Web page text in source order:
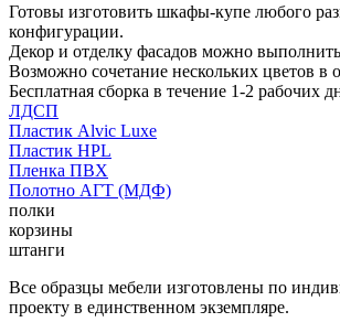
Готовы изготовить шкафы-купе любого
конфигурации.
Декор и отделку фасадов можно
Возможно сочетание нескольких цветов в
Бесплатная сборка в течение 1-2 рабочих
ЛДСП
Пластик Alvic Luxe
Пластик HPL
Пленка ПВХ
Полотно АГТ (МДФ)
полки
корзины
штанги
Все образцы мебели изготовлены по
проекту в единственном экземпляре.